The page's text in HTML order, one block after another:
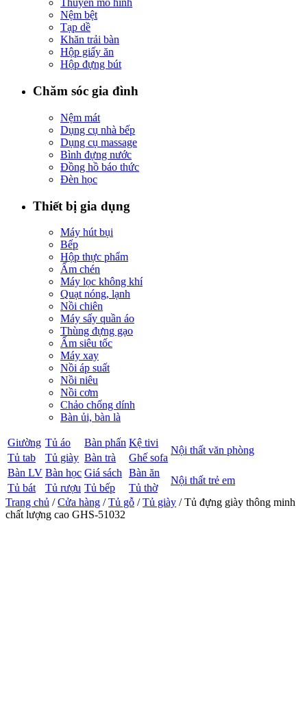
Thuyền mô hình
Nệm bệt
Tạp dề
Khăn trải bàn
Hộp giấy ăn
Hộp đựng bút
Chăm sóc gia đình
Nệm mát
Dụng cụ nhà bếp
Dụng cụ massage
Bình đựng nước
Đồng hồ báo thức
Đèn học
Thiết bị gia dụng
Máy hút bụi
Bếp
Hộp thực phẩm
Ấm chén
Máy lọc không khí
Quạt nóng, lạnh
Nồi chiên
Máy sấy quần áo
Thùng đựng gạo
Ấm siêu tốc
Máy xay
Nồi áp suất
Nồi niêu
Nồi cơm
Chảo chống dính
Bàn ủi, bàn là
Giường Tủ áo Bàn phấn Kệ tivi
Nội thất văn phòng
Tủ tab Tủ giày Bàn trà
Ghế sofa
Bàn LV Bàn học Giá sách Bàn ăn
Nội thất trẻ em
Tủ bát Tủ rượu Tủ bếp
Tủ thờ
Trang chủ /Cửa hàng /Tủ gỗ /Tủ giày / Tủ đựng giày thông minh
chất lượng cao GHS-51032